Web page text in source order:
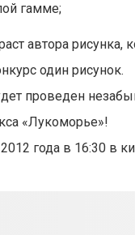
гамме;
автора рисунка,
один рисунок.
проведен
«Лукоморье»!
года в 16:30 в